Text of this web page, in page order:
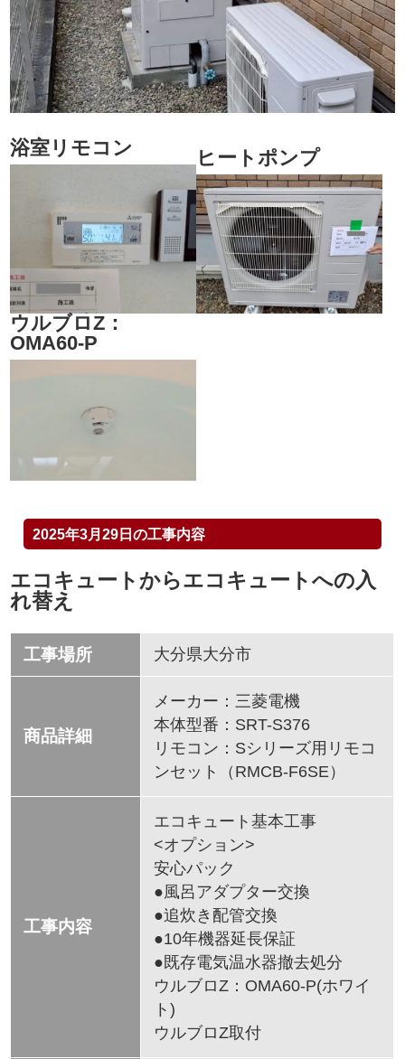
浴室リモコン ヒートポンプ
ウルブロZ：
OMA60-P
2025年3月29日の工事内容
エコキュートからエコキュートへの入
れ替え
工事場所 大分県大分市
商品詳細
メーカー：三菱電機
本体型番：SRT-S376
リモコン：Sシリーズ用リモコ
ンセット（RMCB-F6SE）
工事内容
エコキュート基本工事
<オプション>
安心パック
●風呂アダプター交換
●追炊き配管交換
●10年機器延長保証
●既存電気温水器撤去処分
ウルブロZ：OMA60-P(ホワイ
ト)
ウルブロZ取付